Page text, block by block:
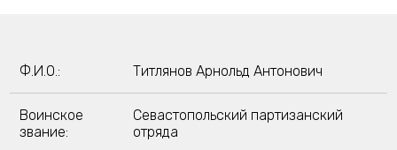
Ф.И.О.: Титлянов Арнольд Антонович
Воинское
звание:
Севастопольский партизанский
отряда